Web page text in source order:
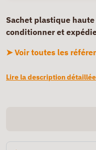
Sachet plastique
conditionner et
➤ Voir toutes les
Lire la description détaillée